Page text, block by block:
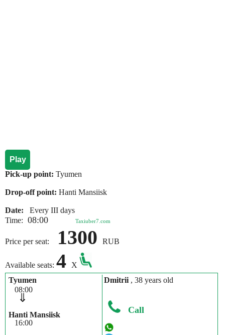
Play
Pick-up point: Tyumen
Drop-off point: Hanti Mansiisk
Date:
Every III days
Time: 08:00 Taxiuber7.com
Price per seat: 1300 RUB
Available seats: 4
X
Tyumen
08:00
⇓
Hanti Mansiisk
16:00
Dmitrii , 38 years old
Call